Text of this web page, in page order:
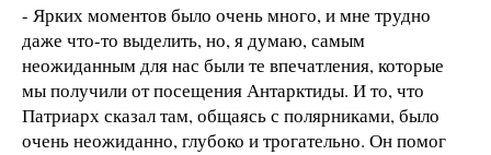
- Ярких моментов было очень много, и мне трудно
даже что-то выделить, но, я думаю, самым
неожиданным для нас были те впечатления, которые
мы получили от посещения Антарктиды. И то, что
Патриарх сказал там, общаясь с полярниками, было
очень неожиданно, глубоко и трогательно. Он помог